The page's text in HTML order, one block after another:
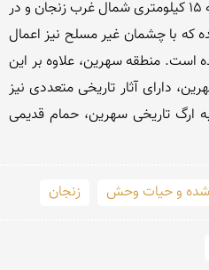
و حیات وحش زنجان